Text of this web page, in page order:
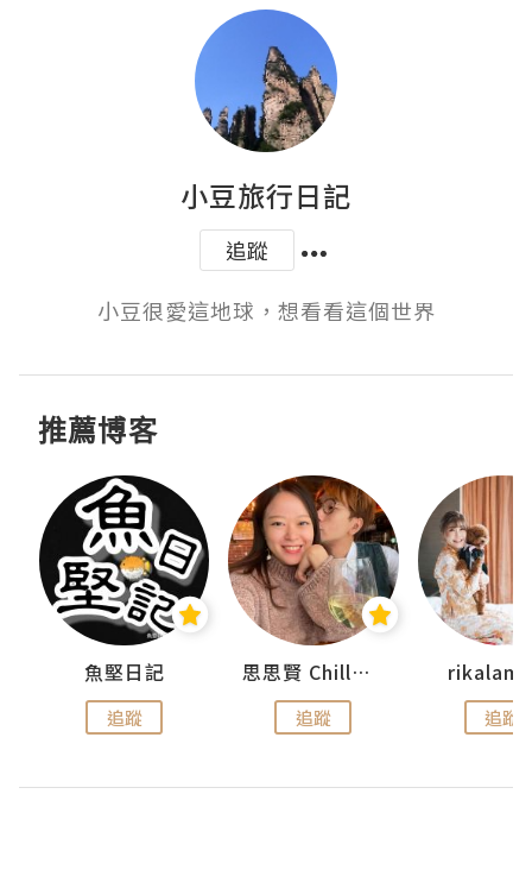
小豆旅行日記
追蹤
小豆很愛這地球，想看看這個世界
推薦博客
魚堅日記
追蹤
思思賢 ChillMyBabe
追蹤 追蹤